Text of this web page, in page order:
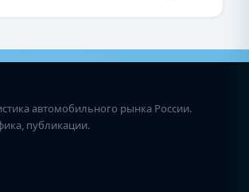
автомобильного рынка России.
публикации.